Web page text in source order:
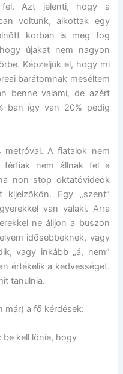
Azt jelenti, hogy a
voltunk, alkottak egy
korban is meg fog
újakat nem nagyon
Képzeljük el, hogy mi
barátomnak meséltem
benne valami, de azért
ban így van 20% pedig
metróval. A fiatalok nem
férfiak nem állnak fel a
non-stop oktatóvideók
kijelzőkön. Egy „szent”
van valaki. Arra
ne álljon a buszon
idősebbeknek, vagy
vagy inkább „á, nem”
értékelik a kedvességet.
tanulnia.
már) a fő kérdések:
be kell lőnie, hogy